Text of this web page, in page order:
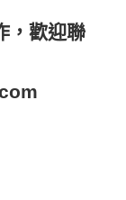
，歡迎聯